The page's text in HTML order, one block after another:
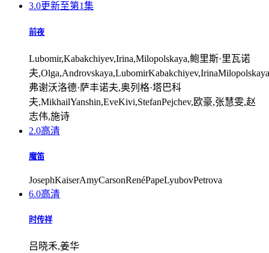
3.0更新至第1集
前夜
Lubomir,Kabakchiyev,Irina,Milopolskaya,鲍里斯·里瓦诺
夫
弗谢沃洛德·萨丰诺夫,奥列格·塔巴科
夫,MikhailYanshin,EveKivi,StefanPejchev,欧豪,张慧雯,赵
志伟,施诗
2.0高清
魔笛
JosephKaiserAmyCarsonRenéPapeLyubovPetrova
6.0高清
时传祥
吕晓禾,姜华